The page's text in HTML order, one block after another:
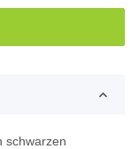
schwarzen